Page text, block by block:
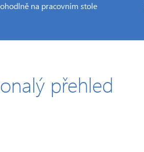
na pracovním stole
přehled